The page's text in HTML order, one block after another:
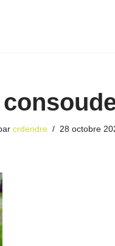
crdendre 28 octobre